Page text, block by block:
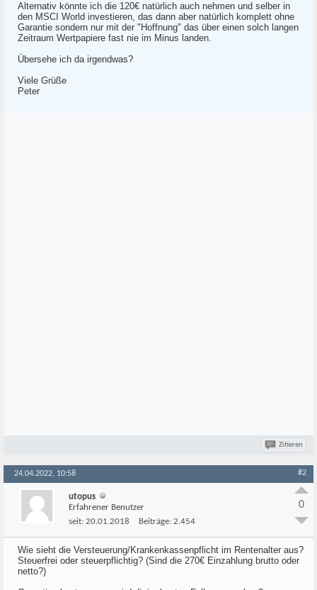
Alternativ könnte ich die 120€ natürlich auch nehmen und selber in
den MSCI World investieren, das dann aber natürlich komplett ohne
Garantie sondern nur mit der "Hoffnung" das über einen solch langen
Zeitraum Wertpapiere fast nie im Minus landen.
Übersehe ich da irgendwas?
Viele Grüße
Peter
Zitieren
24.04.2022, 10:58 #2
utopus
Erfahrener Benutzer
seit: 20.01.2018 Beiträge: 2.454
0
Wie sieht die Versteuerung/Krankenkassenpflicht im Rentenalter aus?
Steuerfrei oder steuerpflichtig? (Sind die 270€ Einzahlung brutto oder
netto?)